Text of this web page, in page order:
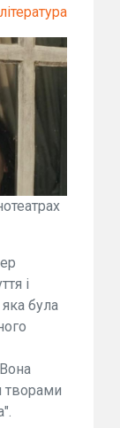
література
і
була
творами